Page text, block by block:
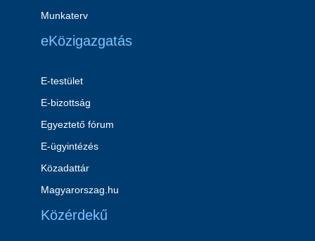
Munkaterv
eKözigazgatás
E-testület
E-bizottság
Egyeztető fórum
E-ügyintézés
Közadattár
Magyarorszag.hu
Közérdekű